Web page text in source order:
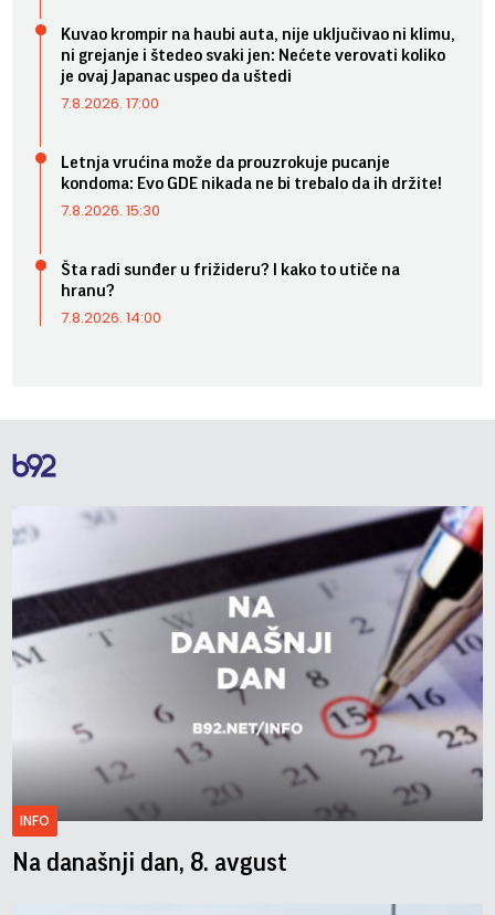
Kuvao krompir na haubi auta, nije uključivao ni klimu,
ni grejanje i štedeo svaki jen: Nećete verovati koliko
je ovaj Japanac uspeo da uštedi
7.8.2026. 17:00
Letnja vrućina može da prouzrokuje pucanje
kondoma: Evo GDE nikada ne bi trebalo da ih držite!
7.8.2026. 15:30
Šta radi sunđer u frižideru? I kako to utiče na
hranu?
7.8.2026. 14:00
INFO
Na današnji dan, 8. avgust